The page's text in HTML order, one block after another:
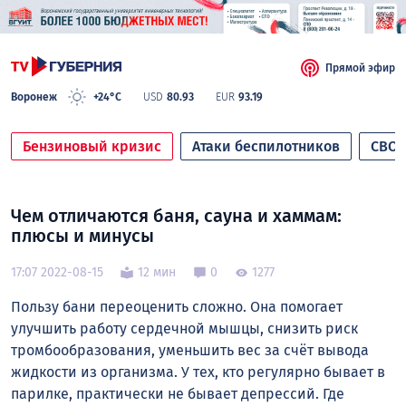
Воронеж +24°C USD 80.93 EUR 93.19
Прямой эфир
Бензиновый кризис Атаки беспилотников СВО
Чем отличаются баня, сауна и хаммам:
плюсы и минусы
17:07 2022-08-15 12 мин 0 1277
Пользу бани переоценить сложно. Она помогает
улучшить работу сердечной мышцы, снизить риск
тромбообразования, уменьшить вес за счёт вывода
жидкости из организма. У тех, кто регулярно бывает в
парилке, практически не бывает депрессий. Где